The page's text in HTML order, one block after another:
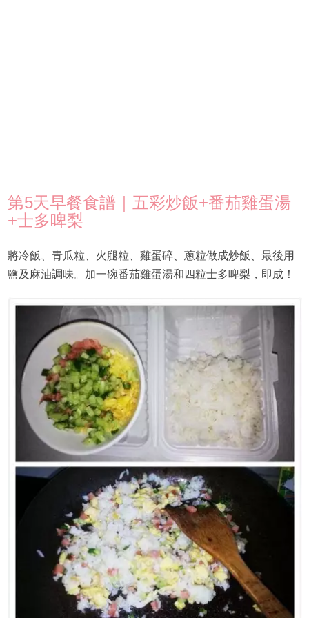
第5天早餐食譜｜五彩炒飯+番茄雞蛋湯
+士多啤梨
將冷飯、青瓜粒、火腿粒、雞蛋碎、蔥粒做成炒飯、最後用
鹽及麻油調味。加一碗番茄雞蛋湯和四粒士多啤梨，即成！